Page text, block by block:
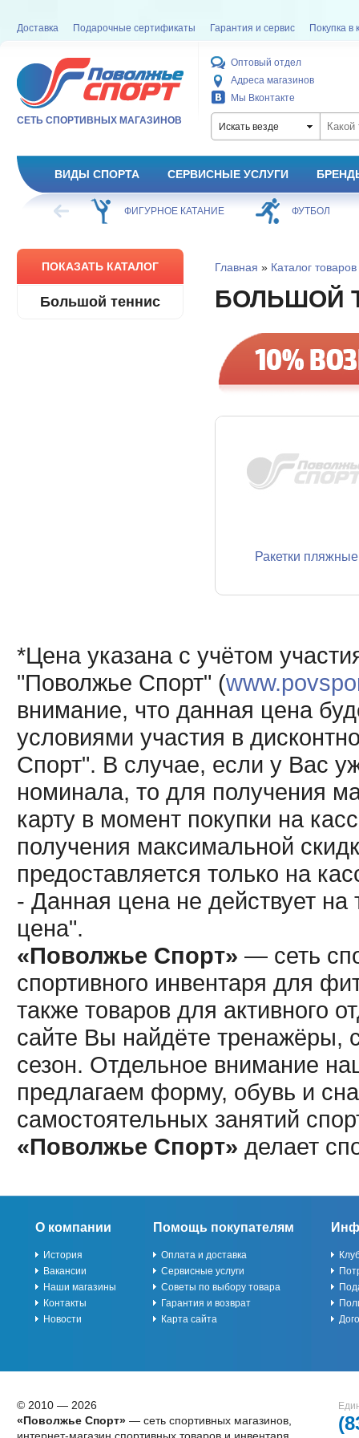
Доставка Подарочные сертификаты Гарантия и сервис Покупка в
СЕТЬ СПОРТИВНЫХ МАГАЗИНОВ
Оптовый отдел
Адреса магазинов
Мы Вконтакте
Искать везде
ВИДЫ СПОРТА СЕРВИСНЫЕ УСЛУГИ
ХОККЕЙ ФИГУРНОЕ КАТАНИЕ ФУТБОЛ
ПОКАЗАТЬ КАТАЛОГ
Большой теннис
Главная » Каталог товаров
БОЛЬШОЙ
Ракетки пляжные
*Цена указана с учётом
"Поволжье Спорт" (
внимание, что данная цена
условиями участия в
Спорт". В случае, если у Вас
номинала, то для получения
карту в момент покупки на
получения максимальной
предоставляется только на
- Данная цена не действует
цена".
«Поволжье Спорт» — сеть
спортивного инвентаря для
также товаров для активного
сайте Вы найдёте тренажёры,
сезон. Отдельное внимание
предлагаем форму, обувь и
самостоятельных занятий
«Поволжье Спорт» делает
О компании
История
Вакансии
Наши магазины
Контакты
Новости
Помощь покупателям
Оплата и доставка
Сервисные услуги
Советы по выбору товара
Гарантия и возврат
Карта сайта
© 2010 — 2026
«Поволжье Спорт»— сеть спортивных магазинов,